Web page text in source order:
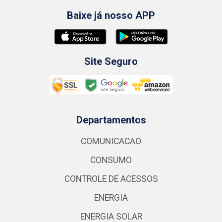
Baixe já nosso APP
Site Seguro
Departamentos
COMUNICACAO
CONSUMO
CONTROLE DE ACESSOS
ENERGIA
ENERGIA SOLAR